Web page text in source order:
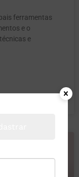
ferramentas
e o
e